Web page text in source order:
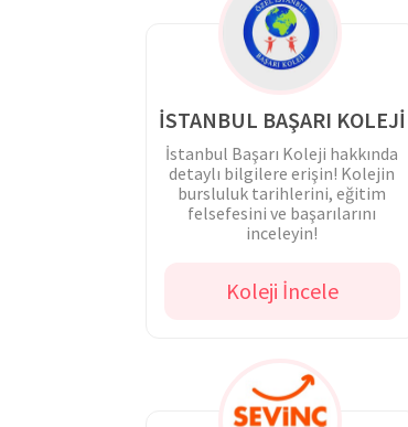
İSTANBUL BAŞARI KOLEJİ
İstanbul Başarı Koleji hakkında
detaylı bilgilere erişin! Kolejin
bursluluk tarihlerini, eğitim
felsefesini ve başarılarını
inceleyin!
Koleji İncele